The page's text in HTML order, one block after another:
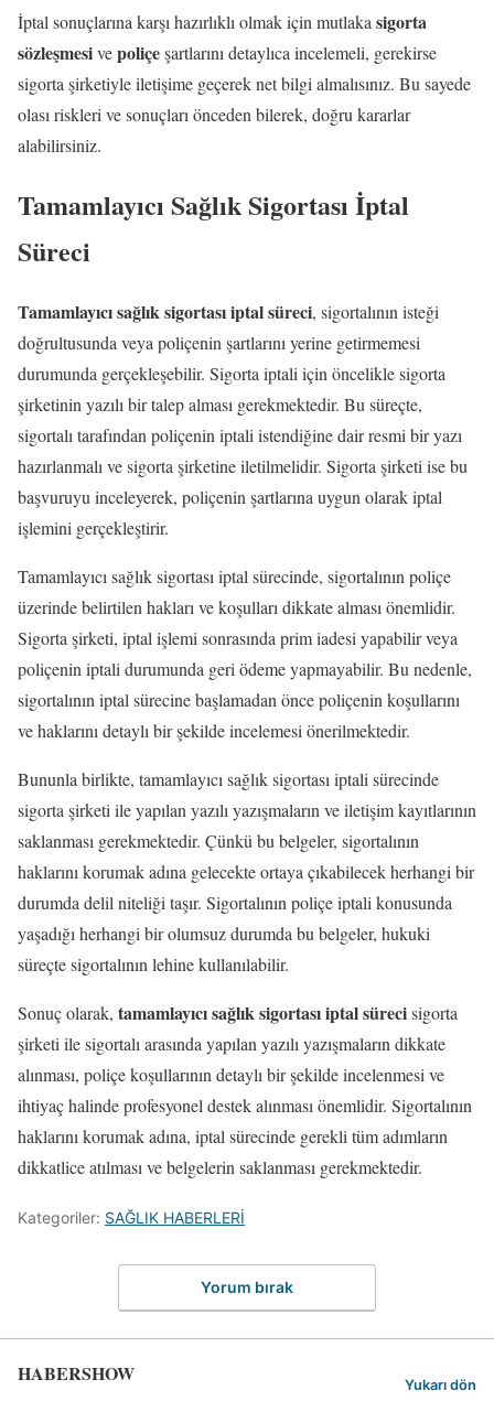
İptal sonuçlarına karşı hazırlıklı olmak için mutlaka sigorta
sözleşmesivepoliçeşartlarını detaylıca incelemeli, gerekirse
sigorta şirketiyle iletişime geçerek net bilgi almalısınız. Bu sayede
olası riskleri ve sonuçları önceden bilerek, doğru kararlar
alabilirsiniz.
Tamamlayıcı Sağlık Sigortası İptal
Süreci
Tamamlayıcı sağlık sigortası iptal süreci, sigortalının isteği
doğrultusunda veya poliçenin şartlarını yerine getirmemesi
durumunda gerçekleşebilir. Sigorta iptali için öncelikle sigorta
şirketinin yazılı bir talep alması gerekmektedir. Bu süreçte,
sigortalı tarafından poliçenin iptali istendiğine dair resmi bir yazı
hazırlanmalı ve sigorta şirketine iletilmelidir. Sigorta şirketi ise bu
başvuruyu inceleyerek, poliçenin şartlarına uygun olarak iptal
işlemini gerçekleştirir.
Tamamlayıcı sağlık sigortası iptal sürecinde, sigortalının poliçe
üzerinde belirtilen hakları ve koşulları dikkate alması önemlidir.
Sigorta şirketi, iptal işlemi sonrasında prim iadesi yapabilir veya
poliçenin iptali durumunda geri ödeme yapmayabilir. Bu nedenle,
sigortalının iptal sürecine başlamadan önce poliçenin koşullarını
ve haklarını detaylı bir şekilde incelemesi önerilmektedir.
Bununla birlikte, tamamlayıcı sağlık sigortası iptali sürecinde
sigorta şirketi ile yapılan yazılı yazışmaların ve iletişim kayıtlarının
saklanması gerekmektedir. Çünkü bu belgeler, sigortalının
haklarını korumak adına gelecekte ortaya çıkabilecek herhangi bir
durumda delil niteliği taşır. Sigortalının poliçe iptali konusunda
yaşadığı herhangi bir olumsuz durumda bu belgeler, hukuki
süreçte sigortalının lehine kullanılabilir.
Sonuç olarak, tamamlayıcı sağlık sigortası iptal sürecisigorta
şirketi ile sigortalı arasında yapılan yazılı yazışmaların dikkate
alınması, poliçe koşullarının detaylı bir şekilde incelenmesi ve
ihtiyaç halinde profesyonel destek alınması önemlidir. Sigortalının
haklarını korumak adına, iptal sürecinde gerekli tüm adımların
dikkatlice atılması ve belgelerin saklanması gerekmektedir.
Kategoriler: SAĞLIK HABERLERİ
Yorum bırak
HABERSHOW Yukarı dön